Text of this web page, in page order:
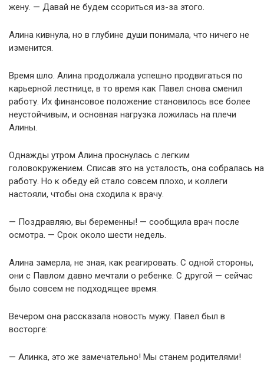
жену. — Давай не будем ссориться из-за этого.
Алина кивнула, но в глубине души понимала, что ничего не
изменится.
Время шло. Алина продолжала успешно продвигаться по
карьерной лестнице, в то время как Павел снова сменил
работу. Их финансовое положение становилось все более
неустойчивым, и основная нагрузка ложилась на плечи
Алины.
Однажды утром Алина проснулась с легким
головокружением. Списав это на усталость, она собралась на
работу. Но к обеду ей стало совсем плохо, и коллеги
настояли, чтобы она сходила к врачу.
— Поздравляю, вы беременны! — сообщила врач после
осмотра. — Срок около шести недель.
Алина замерла, не зная, как реагировать. С одной стороны,
они с Павлом давно мечтали о ребенке. С другой — сейчас
было совсем не подходящее время.
Вечером она рассказала новость мужу. Павел был в
восторге:
— Алинка, это же замечательно! Мы станем родителями!